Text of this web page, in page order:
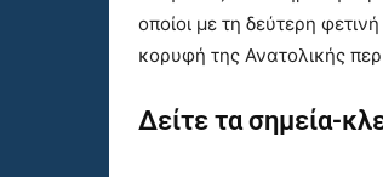
οποίοι με τη δεύτερη
κορυφή της Ανατολικής
Δείτε τα σημεία-